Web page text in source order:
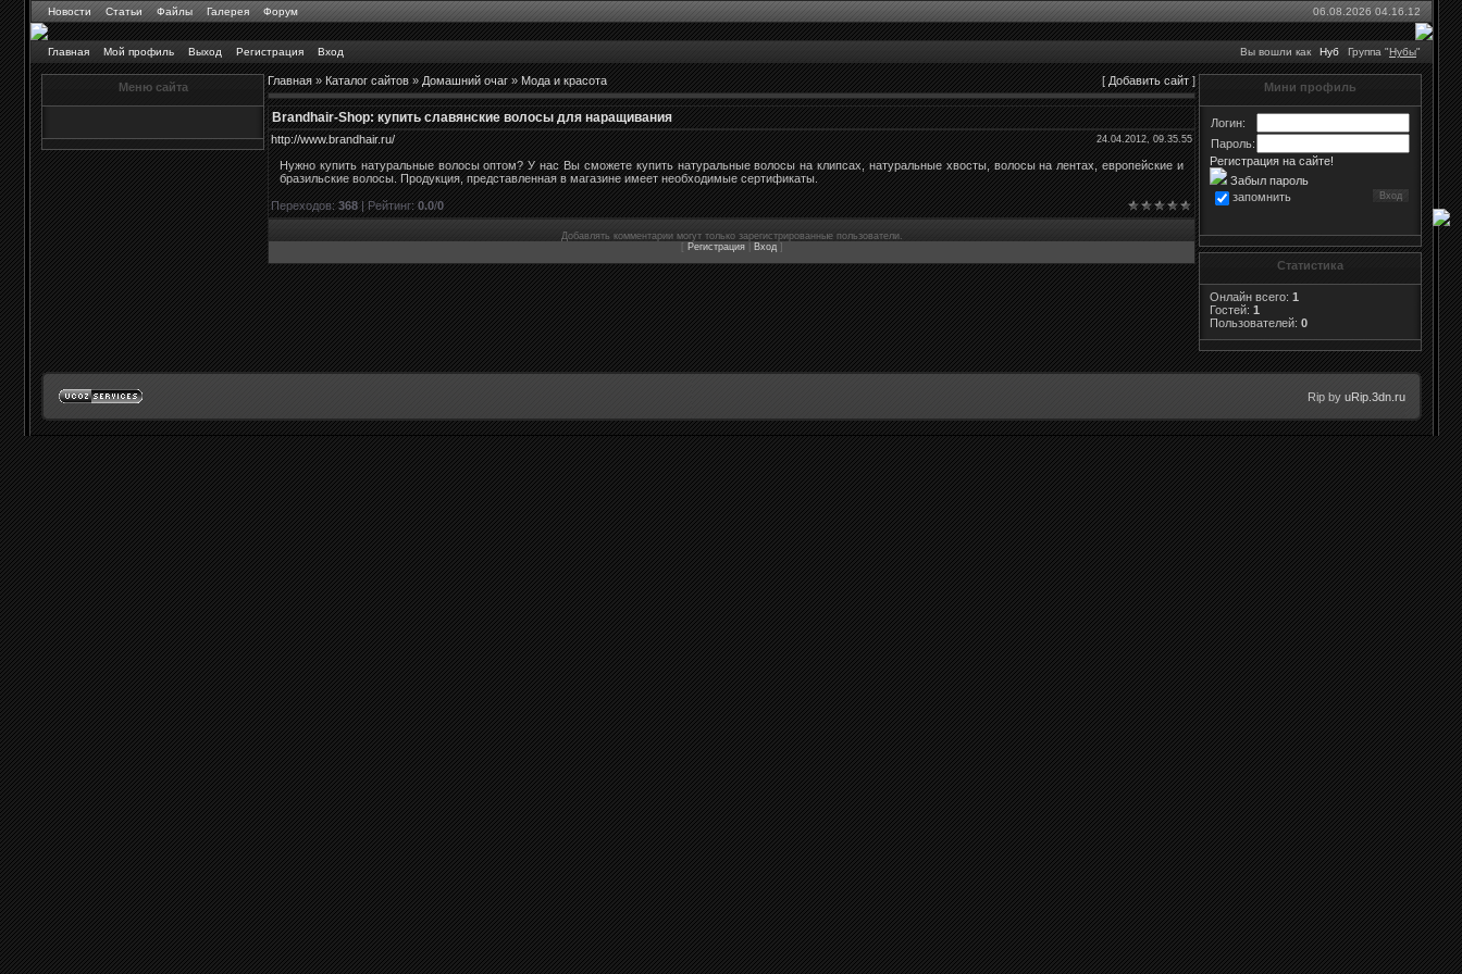
Новости Статьи Файлы Галерея Форум 06.08.2026 04.16.12
Главная Мой профиль Выход Регистрация Вход Вы вошли как Нуб Группа "Нубы"
Меню сайта Главная»Каталог сайтов»Домашний очаг»Мода и красота [Добавить сайт]
Brandhair-Shop: купить славянские волосы для наращивания
http://www.brandhair.ru/ 24.04.2012, 09.35.55
Нужно купить натуральные волосы оптом? У нас Вы сможете купить натуральные волосы на клипсах, натуральные хвосты, волосы на лентах, европейские и
бразильские волосы. Продукция, представленная в магазине имеет необходимые сертификаты.
Переходов:368|Рейтинг:0.0/0
Добавлять комментарии могут только зарегистрированные пользователи.
Регистрация| Вход]
Мини профиль
Логин:
Пароль:
Регистрация на сайте!
Забыл пароль
запомнить
Статистика
Онлайн всего: 1
Гостей: 1
Пользователей: 0
Rip by uRip.3dn.ru